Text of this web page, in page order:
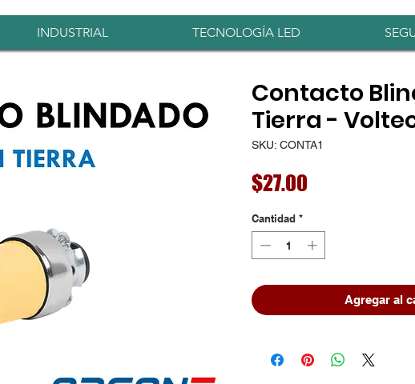
INDUSTRIAL TECNOLOGÍA LED
Contacto
Tierra -
SKU: CONTA1
$27.00
Cantidad *
Agregar al